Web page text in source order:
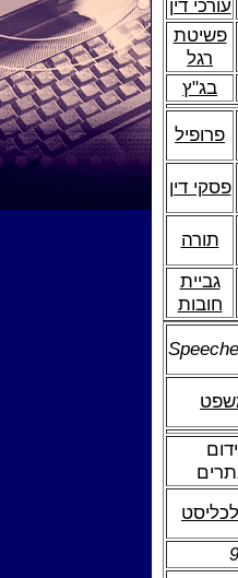
עורכי דין
פשיטת
רגל
בג"ץ
פרופיל
פסקי דין
תורה
גביית
חובות